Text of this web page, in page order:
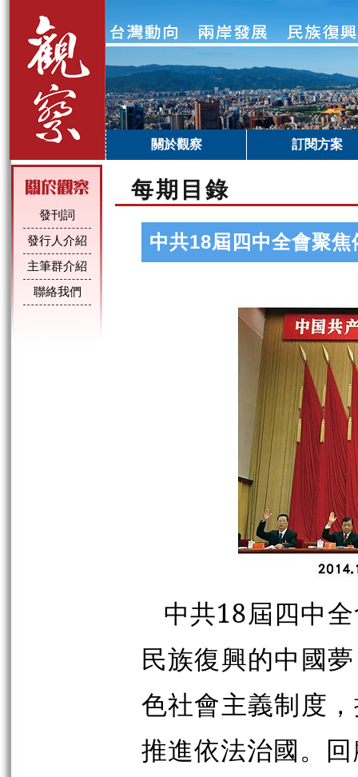
關於觀察 訂閱方案
發刊詞
發行人介紹
主筆群介紹
聯絡我們
每期目錄
中共18屆四中全會聚
中共18屆四中
民族復興的中國
色社會主義制度
推進依法治國。